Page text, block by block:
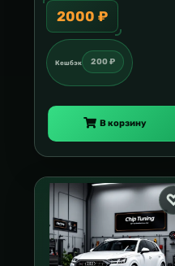
2000 ₽
Кешбэк 200 ₽
В корзину